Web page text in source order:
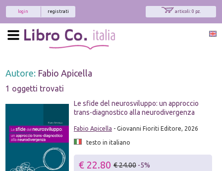
articoli: 0 pz.
registrati
login
Autore: Fabio Apicella
1 oggetti trovati
Le sfide del neurosviluppo: un approccio
trans-diagnostico alla neurodivergenza
Fabio Apicella - Giovanni Fioriti Editore, 2026
testo in italiano
€ 22.80 € 24.00 -5%